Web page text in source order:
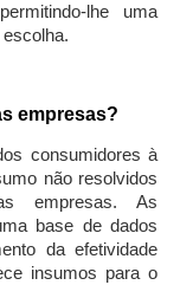
lhe uma
empresas?
consumidores à
não resolvidos
empresas. As
base de dados
da efetividade
insumos para o